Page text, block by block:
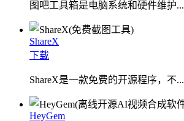
图吧工具箱是电脑系统和硬件维护...
ShareX
下载
ShareX是一款免费的开源程序，不...
HeyGem